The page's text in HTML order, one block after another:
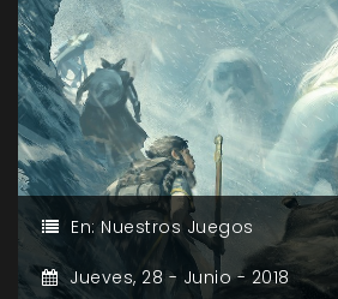
En:Nuestros Juegos
Jueves, 28 - Junio - 2018